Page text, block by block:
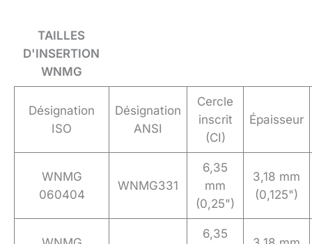
TAILLES
D'INSERTION
WNMG
Désignation
ISO
Désignation
ANSI
Cercle
inscrit
(CI)
Épaisseur
WNMG
060404
WNMG331
6,35
mm
(0,25")
3,18 mm
(0,125")
6,35